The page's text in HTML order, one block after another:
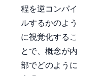
程を逆コンパイ
ルするかのよう
に視覚化するこ
とで、概念が内
部でどのように